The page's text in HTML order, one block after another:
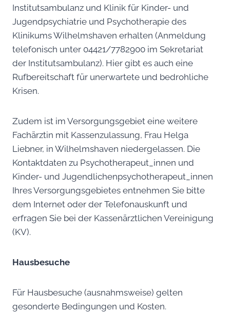
Institutsambulanz und Klinik für Kinder- und
Jugendpsychiatrie und Psychotherapie des
Klinikums Wilhelmshaven erhalten (Anmeldung
telefonisch unter 04421/7782900 im Sekretariat
der Institutsambulanz). Hier gibt es auch eine
Rufbereitschaft für unerwartete und bedrohliche
Krisen.
Zudem ist im Versorgungsgebiet eine weitere
Fachärztin mit Kassenzulassung, Frau Helga
Liebner, in Wilhelmshaven niedergelassen. Die
Kontaktdaten zu Psychotherapeut_innen und
Kinder- und Jugendlichenpsychotherapeut_innen
Ihres Versorgungsgebietes entnehmen Sie bitte
dem Internet oder der Telefonauskunft und
erfragen Sie bei der Kassenärztlichen Vereinigung
(KV).
Hausbesuche
Für Hausbesuche (ausnahmsweise) gelten
gesonderte Bedingungen und Kosten.